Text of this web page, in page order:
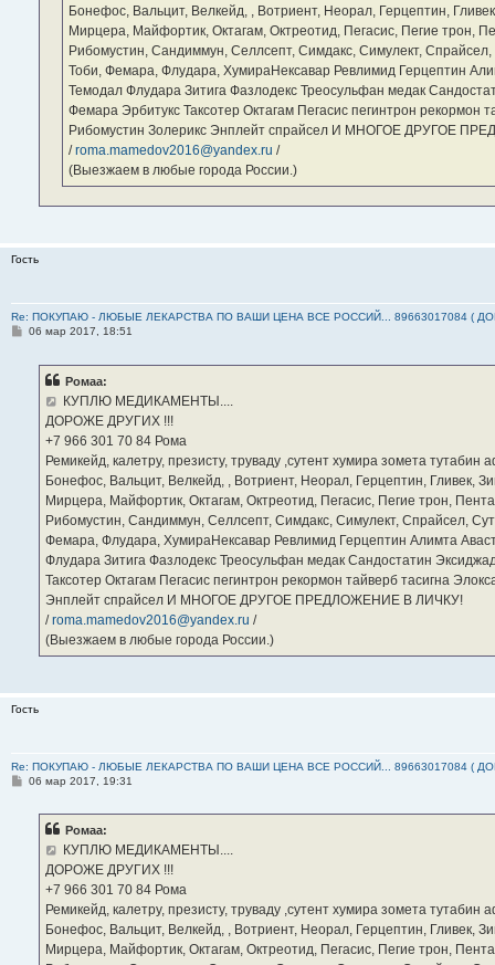
Бонефос, Вальцит, Велкейд, , Вотриент, Неорал, Герцептин,
Мирцера, Майфортик, Октагам, Октреотид, Пегасис, Пегие трон,
Рибомустин, Сандиммун, Селлсепт, Симдакс, Симулект, Спрайсел,
Тоби, Фемара, Флудара, ХумираНексавар Ревлимид Герцептин
Темодал Флудара Зитига Фазлодекс Треосульфан медак
Фемара Эрбитукс Таксотер Октагам Пегасис пегинтрон рекормон
Рибомустин Золерикс Энплейт спрайсел И МНОГОЕ ДРУГОЕ
/roma.mamedov2016@yandex.ru /
(Выезжаем в любые города России.)
Гость
Re: ПОКУПАЮ - ЛЮБЫЕ ЛЕКАРСТВА ПО ВАШИ ЦЕНА ВСЕ РОССИЙ... 89663017084 (
С06 мар 2017, 18:51
Ромаа:
КУПЛЮ МЕДИКАМЕНТЫ....
ДОРОЖЕ ДРУГИХ !!!
‪+7 966 301 70 84‬ Рома
Ремикейд, калетру, презисту, труваду ,сутент хумира зомета
Бонефос, Вальцит, Велкейд, , Вотриент, Неорал, Герцептин, Гливек,
Мирцера, Майфортик, Октагам, Октреотид, Пегасис, Пегие трон,
Рибомустин, Сандиммун, Селлсепт, Симдакс, Симулект, Спрайсел,
Фемара, Флудара, ХумираНексавар Ревлимид Герцептин Алимта
Флудара Зитига Фазлодекс Треосульфан медак Сандостатин
Таксотер Октагам Пегасис пегинтрон рекормон тайверб тасигна
Энплейт спрайсел И МНОГОЕ ДРУГОЕ ПРЕДЛОЖЕНИЕ В ЛИЧКУ!
/roma.mamedov2016@yandex.ru /
(Выезжаем в любые города России.)
Гость
Re: ПОКУПАЮ - ЛЮБЫЕ ЛЕКАРСТВА ПО ВАШИ ЦЕНА ВСЕ РОССИЙ... 89663017084 (
С06 мар 2017, 19:31
Ромаа:
КУПЛЮ МЕДИКАМЕНТЫ....
ДОРОЖЕ ДРУГИХ !!!
‪+7 966 301 70 84‬ Рома
Ремикейд, калетру, презисту, труваду ,сутент хумира зомета
Бонефос, Вальцит, Велкейд, , Вотриент, Неорал, Герцептин, Гливек,
Мирцера, Майфортик, Октагам, Октреотид, Пегасис, Пегие трон,